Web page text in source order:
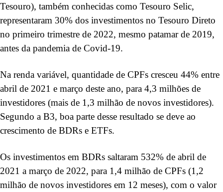
Tesouro), também conhecidas como Tesouro Selic,
representaram 30% dos investimentos no Tesouro Direto
no primeiro trimestre de 2022, mesmo patamar de 2019,
antes da pandemia de Covid-19.
Na renda variável, quantidade de CPFs cresceu 44% entre
abril de 2021 e março deste ano, para 4,3 milhões de
investidores (mais de 1,3 milhão de novos investidores).
Segundo a B3, boa parte desse resultado se deve ao
crescimento de BDRs e ETFs.
Os investimentos em BDRs saltaram 532% de abril de
2021 a março de 2022, para 1,4 milhão de CPFs (1,2
milhão de novos investidores em 12 meses), com o valor